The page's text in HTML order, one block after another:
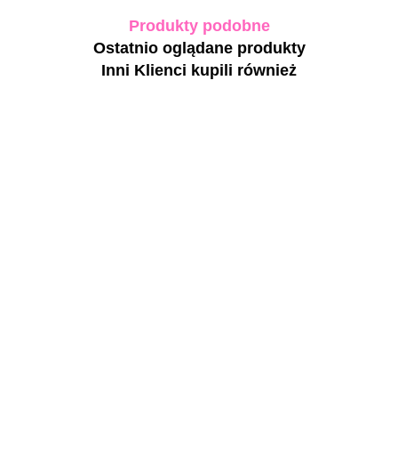
Produkty podobne
Ostatnio oglądane produkty
Inni Klienci kupili również